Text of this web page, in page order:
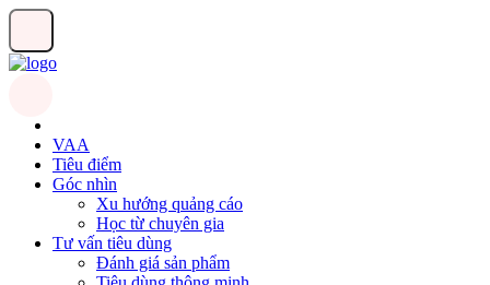
VAA
Tiêu điểm
Góc nhìn
Xu hướng quảng cáo
Học từ chuyên gia
Tư vấn tiêu dùng
Đánh giá sản phẩm